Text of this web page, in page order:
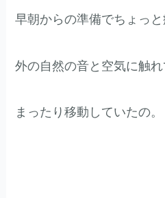
早朝からの準備でちょっ
外の自然の音と空気に触れ
まったり移動していたの。